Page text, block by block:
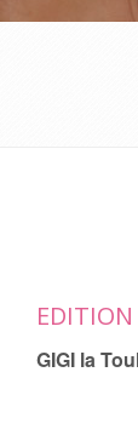
EDITION
GIGI la